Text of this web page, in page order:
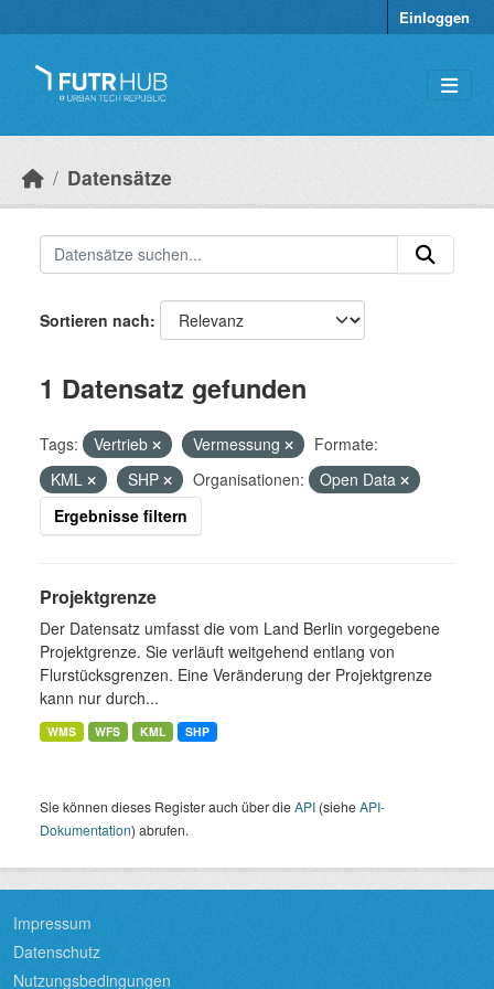
Einloggen
Datensätze
Sortieren nach
1 Datensatz gefunden
Tags: Vertrieb Vermessung
Formate:
KML
SHP Organisationen:
Open Data
Ergebnisse filtern
Projektgrenze
Der Datensatz umfasst die vom Land Berlin vorgegebene
Projektgrenze. Sie verläuft weitgehend entlang von
Flurstücksgrenzen. Eine Veränderung der Projektgrenze
kann nur durch...
WMS WFS KML SHP
Sie können dieses Register auch über dieAPI (sieheAPI-
Dokumentation) abrufen.
Impressum
Datenschutz
Nutzungsbedingungen